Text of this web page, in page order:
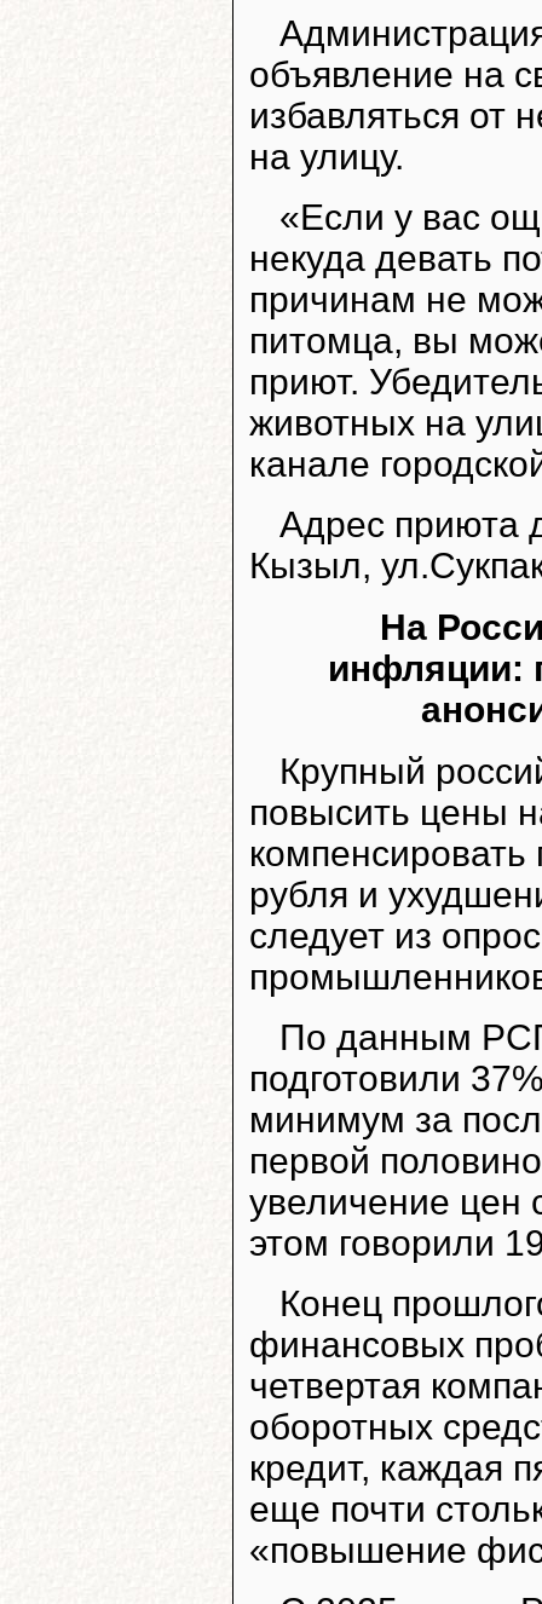
объявление на
избавляться от
на улицу.
«Если у вас
некуда девать
причинам не
питомца, вы
приют.
животных на
канале
Адрес приюта
Кызыл,
На
инфляции:
Крупный
повысить цены
рубля и
следует из
По данным
подготовили
минимум за
первой
увеличение цен
этом говорили
Конец
финансовых
четвертая
оборотных
кредит, каждая
еще почти
«повышение